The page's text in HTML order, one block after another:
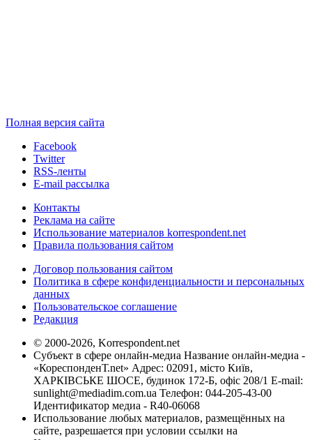
Полная версия сайта
Facebook
Twitter
RSS-ленты
E-mail рассылка
Контакты
Реклама на сайте
Использование материалов korrespondent.net
Правила пользования сайтом
Договор пользования сайтом
Политика в сфере конфиденциальности и персональных
данных
Пользовательское соглашение
Редакция
© 2000-2026, Korrespondent.net
Субъект в сфере онлайн-медиа Название онлайн-медиа -
«КореспонденТ.net» Адрес: 02091, місто Київ,
ХАРКІВСЬКЕ ШОСЕ, будинок 172-Б, офіс 208/1 E-mail:
sunlight@mediadim.com.ua Телефон: 044-205-43-00
Идентификатор медиа - R40-06068
Использование любых материалов, размещённых на
сайте, разрешается при условии ссылки на